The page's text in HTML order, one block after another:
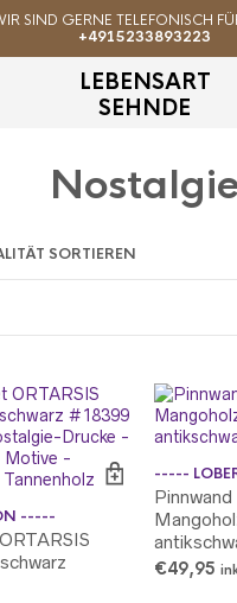
SIND GERNE TELEFONISCH
+4915233893223
LEBENSART
SEHNDE
-----
-----
€49,95